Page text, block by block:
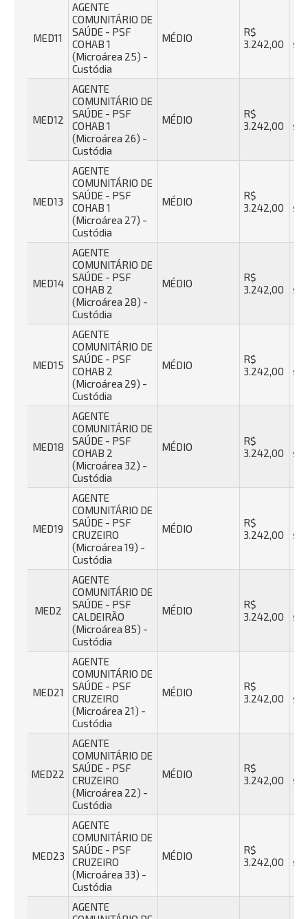
MED11
AGENTE
COMUNITÁRIO DE
SAÚDE - PSF
COHAB 1
(Microárea 25) -
Custódia
MÉDIO
R$
3.242,00
MED12
AGENTE
COMUNITÁRIO DE
SAÚDE - PSF
COHAB 1
(Microárea 26) -
Custódia
MÉDIO
R$
3.242,00
MED13
AGENTE
COMUNITÁRIO DE
SAÚDE - PSF
COHAB 1
(Microárea 27) -
Custódia
MÉDIO
R$
3.242,00
MED14
AGENTE
COMUNITÁRIO DE
SAÚDE - PSF
COHAB 2
(Microárea 28) -
Custódia
MÉDIO
R$
3.242,00
MED15
AGENTE
COMUNITÁRIO DE
SAÚDE - PSF
COHAB 2
(Microárea 29) -
Custódia
MÉDIO
R$
3.242,00
MED18
AGENTE
COMUNITÁRIO DE
SAÚDE - PSF
COHAB 2
(Microárea 32) -
Custódia
MÉDIO
R$
3.242,00
MED19
AGENTE
COMUNITÁRIO DE
SAÚDE - PSF
CRUZEIRO
(Microárea 19) -
Custódia
MÉDIO
R$
3.242,00
MED2
AGENTE
COMUNITÁRIO DE
SAÚDE - PSF
CALDEIRÃO
(Microárea 85) -
Custódia
MÉDIO
R$
3.242,00
MED21
AGENTE
COMUNITÁRIO DE
SAÚDE - PSF
CRUZEIRO
(Microárea 21) -
Custódia
MÉDIO
R$
3.242,00
MED22
AGENTE
COMUNITÁRIO DE
SAÚDE - PSF
CRUZEIRO
(Microárea 22) -
Custódia
MÉDIO
R$
3.242,00
MED23
AGENTE
COMUNITÁRIO DE
SAÚDE - PSF
CRUZEIRO
(Microárea 33) -
Custódia
MÉDIO
R$
3.242,00
AGENTE